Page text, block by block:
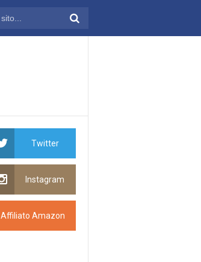
Twitter
Instagram
Affiliato Amazon